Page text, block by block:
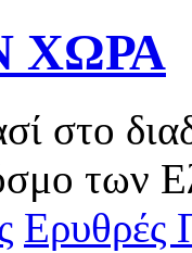
ΧΩΡΑ
στο
των
Ερυθρές